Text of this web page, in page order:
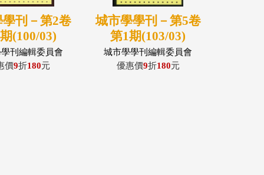
刊－第2卷
(100/03)
刊編輯委員會
價9折180元
城市學學刊－第5卷
第1期(103/03)
城市學學刊編輯委員會
優惠價9折180元